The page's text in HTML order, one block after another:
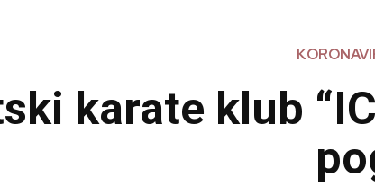
karate klub